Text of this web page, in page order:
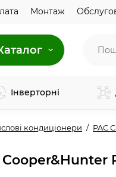
Монтаж
Інверторні
кондиціонери PAC